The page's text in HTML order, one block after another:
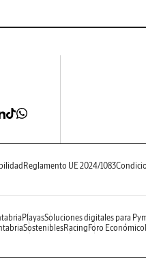
Reglamento UE 2024/1083
PlayasSoluciones digitales para
SosteniblesRacing Foro Económico